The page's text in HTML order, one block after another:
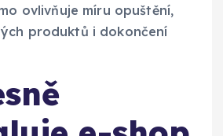
ovlivňuje míru opuštění,
produktů i dokončení